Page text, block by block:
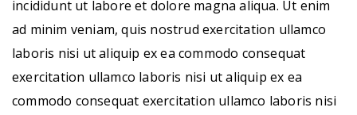
incididunt ut labore et dolore magna aliqua. Ut enim
ad minim veniam, quis nostrud exercitation ullamco
laboris nisi ut aliquip ex ea commodo consequat
exercitation ullamco laboris nisi ut aliquip ex ea
commodo consequat exercitation ullamco laboris nisi